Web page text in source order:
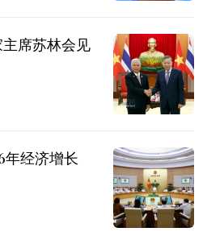
席苏林会见
年经济增长